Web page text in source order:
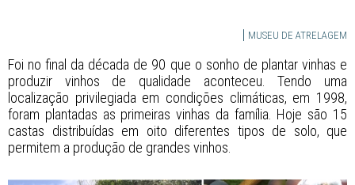
MUSEU DE ATRELAGEM
Foi no final da década de 90 que o sonho de plantar vinhas e
produzir vinhos de qualidade aconteceu. Tendo uma
localização privilegiada em condições climáticas, em 1998,
foram plantadas as primeiras vinhas da família. Hoje são 15
castas distribuídas em oito diferentes tipos de solo, que
permitem a produção de grandes vinhos.